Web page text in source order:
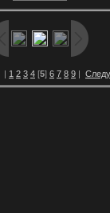
| 1 2 3 4 [5] 6 7 8 9 |